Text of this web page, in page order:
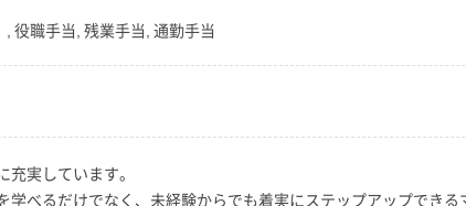
役職手当, 残業手当, 通勤手当
実しています。
べるだけでなく、未経験からでも着実にステップアップできる